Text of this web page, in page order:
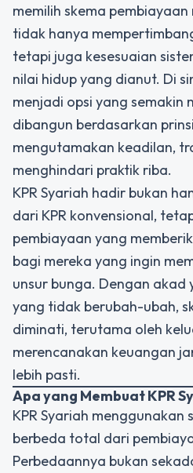
memilih skema
tidak hanya
tetapi juga kesesuaian
nilai hidup yang dianut. Di
menjadi opsi yang semakin
dibangun berdasarkan
mengutamakan keadilan,
menghindari praktik riba.
KPR Syariah hadir bukan
dari KPR konvensional,
pembiayaan yang
bagi mereka yang ingin
unsur bunga. Dengan akad
yang tidak berubah-ubah,
diminati, terutama oleh
merencanakan keuangan
lebih pasti.
Apa yang Membuat KPR
KPR Syariah menggunakan
berbeda total dari
Perbedaannya bukan